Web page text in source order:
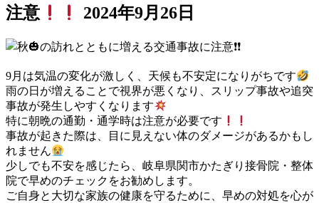
注意 2024年9月26日
9月は気温の変化が激しく、天候も不安定になりがちです
雨の日が増えることで視界が悪くなり、スリップ事故や追突
事故が発生しやすくなります
特に朝晩の通勤・通学時は注意が必要です
事故が起きた際は、目に見えない体のダメージがあるかもし
れません
少しでも不安を感じたら、岐阜県関市かたぎり接骨院・整体
院で早めのチェックをお勧めします。
ご自身と大切な家族の健康を守るために、早めの対処を心が